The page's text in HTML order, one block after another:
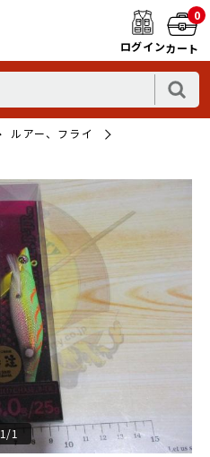
ログイン
0
カート
ルアー、フライ
1/1